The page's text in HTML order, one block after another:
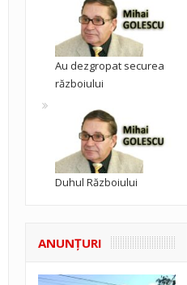
Au dezgropat securea
războiului
Duhul Războiului
ANUNŢURI